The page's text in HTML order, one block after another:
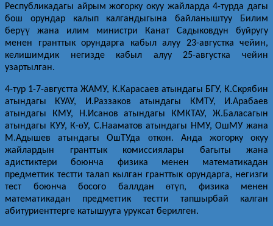
Республикадагы айрым жогорку окуу жайларда 4-турда дагы
бош орундар калып калгандыгына байланыштуу Билим
берүү жана илим министри Канат Садыковдун буйругу
менен гранттык орундарга кабыл алуу 23-августка чейин,
келишимдик негизде кабыл алуу 25-августка чейин
узартылган.
4-тур 1-7-августта ЖАМУ, К.Карасаев атындагы БГУ, К.Скрябин
атындагы КУАУ, И.Раззаков атындагы КМТУ, И.Арабаев
атындагы КМУ, Н.Исанов атындагы КМКТАУ, Ж.Баласагын
атындагы КУУ, К-өУ, С.Нааматов атындагы НМУ, ОшМУ жана
М.Адышев атындагы ОшТУда өткөн. Анда жогорку окуу
жайлардын гранттык комиссиялары багыты жана
адистиктери боюнча физика менен математикадан
предметтик тестти талап кылган гранттык орундарга, негизги
тест боюнча босого баллдан өтүп, физика менен
математикадан предметтик тестти тапшырбай калган
абитуриенттерге катышууга уруксат берилген.